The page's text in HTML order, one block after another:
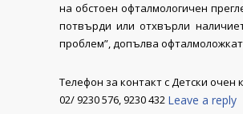
на обстоен офталмологичен
потвърди или отхвърли
проблем”, допълва
Телефон за контакт с Детски очен
02/ 9230 576, 9230 432 Leave a reply